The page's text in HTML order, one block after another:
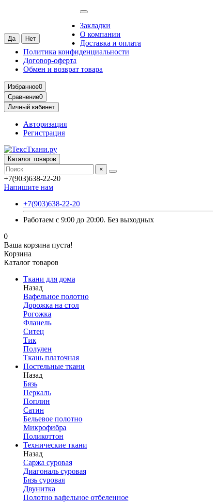
Закладки
О компании
Доставка и оплата
Политика конфиденциальности
Договор-оферта
Обмен и возврат товара
Избранное0
Сравнение0
Личный кабинет
Авторизация
Регистрация
Каталог товаров
×
+7(903)638-22-20
Напишите нам
+7(903)638-22-20
Работаем с 9:00 до 20:00. Без выходных
0
Ваша корзина пуста!
Корзина
Каталог товаров
Ткани для дома
Назад
Вафельное полотно
Дорожка на стол
Рогожка
Фланель
Ситец
Тик
Полулен
Ткань платочная
Постельные ткани
Назад
Бязь
Перкаль
Поплин
Сатин
Бельевое полотно
Микрофибра
Поликоттон
Технические ткани
Назад
Саржа суровая
Диагональ суровая
Бязь суровая
Двунитка
Полотно вафельное отбеленное